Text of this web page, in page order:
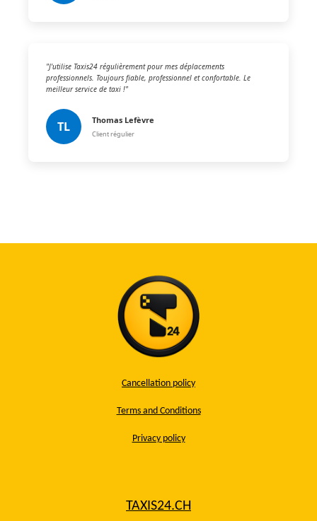
"J'utilise Taxis24 régulièrement pour mes déplacements
professionnels. Toujours fiable, professionnel et confortable. Le
meilleur service de taxi !"
TL Thomas Lefèvre
Client régulier
Cancellation policy
Terms and Conditions
Privacy policy
TAXIS24.CH